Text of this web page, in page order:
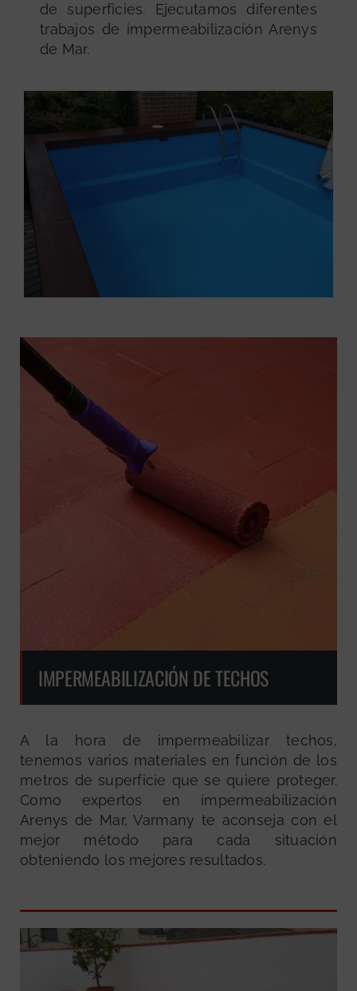
de superficies. Ejecutamos diferentes
trabajos de impermeabilización Arenys
de Mar.
IMPERMEABILIZACIÓN DE TECHOS
A la hora de impermeabilizar techos,
tenemos varios materiales en función de los
metros de superficie que se quiere proteger.
Como expertos en impermeabilización
Arenys de Mar, Varmany te aconseja con el
mejor método para cada situación
obteniendo los mejores resultados.